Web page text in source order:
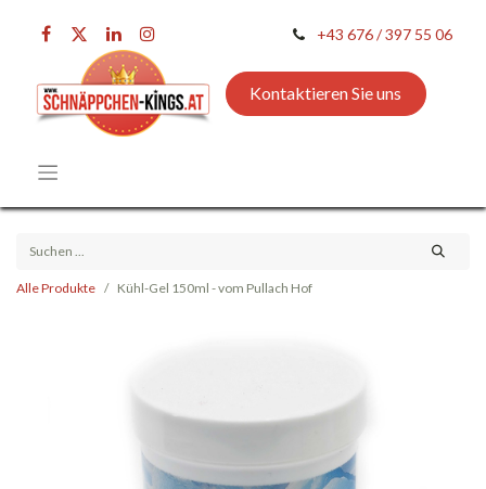
+43 676 / 397 55 06
Kontaktieren Sie uns
Alle Produkte Kühl-Gel 150ml - vom Pullach Hof